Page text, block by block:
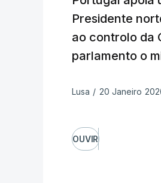
Presidente
ao controlo da
parlamento o
Lusa / 20 Janeiro
OUVIR